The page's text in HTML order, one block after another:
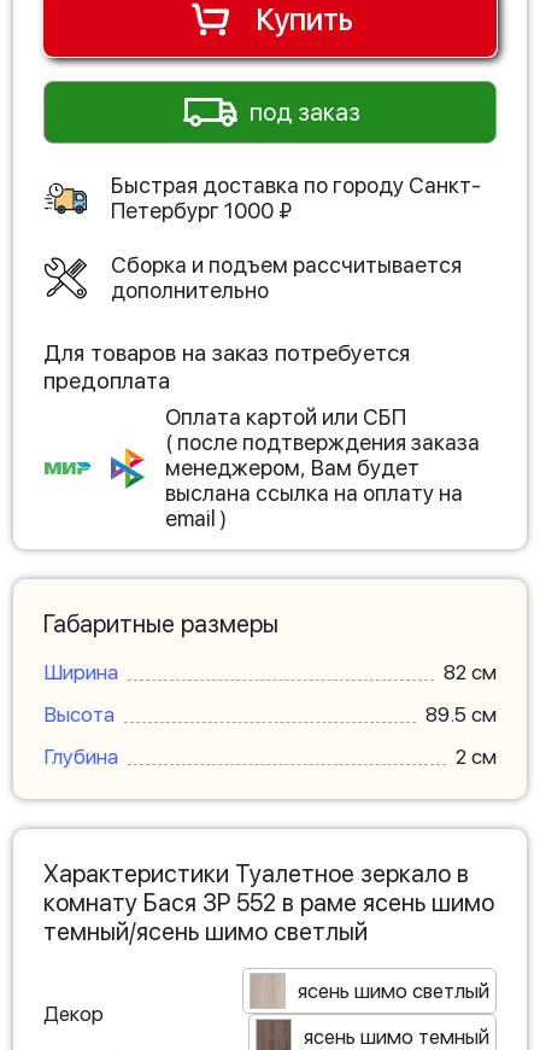
Купить
под заказ
Быстрая доставка по городу Санкт-
Петербург1000 ₽
Сборка и подъем рассчитывается
дополнительно
Для товаров на заказ потребуется
предоплата
Оплата картой или СБП
( после подтверждения заказа
менеджером, Вам будет
выслана ссылка на оплату на
email )
Габаритные размеры
Ширина
82 см
Высота
89.5 см
Глубина
2 см
Характеристики Туалетное зеркало в
комнату Бася ЗР 552 в раме ясень шимо
темный/ясень шимо светлый
Декор
ясень шимо светлый
ясень шимо темный